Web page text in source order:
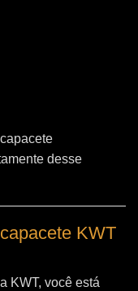
desse
KWT
KWT, você está